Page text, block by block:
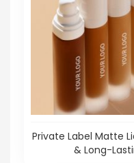
Private Label Matte
& Long-